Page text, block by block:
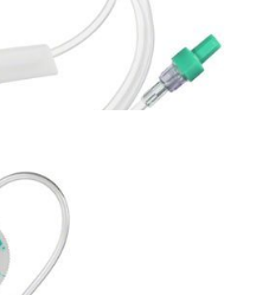
bez odpowietrznika